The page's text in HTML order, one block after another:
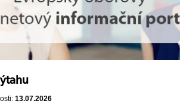
13.07.2026